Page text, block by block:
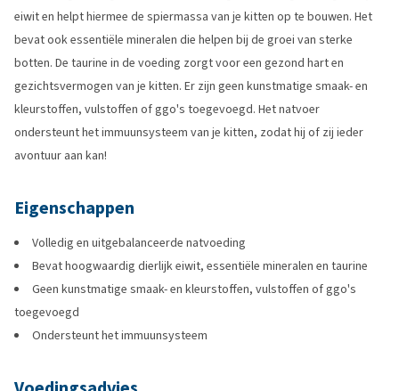
eiwit en helpt hiermee de spiermassa van je kitten op te bouwen. Het
bevat ook essentiële mineralen die helpen bij de groei van sterke
botten. De taurine in de voeding zorgt voor een gezond hart en
gezichtsvermogen van je kitten. Er zijn geen kunstmatige smaak- en
kleurstoffen, vulstoffen of ggo's toegevoegd. Het natvoer
ondersteunt het immuunsysteem van je kitten, zodat hij of zij ieder
avontuur aan kan!
Eigenschappen
Volledig en uitgebalanceerde natvoeding
Bevat hoogwaardig dierlijk eiwit, essentiële mineralen en taurine
Geen kunstmatige smaak- en kleurstoffen, vulstoffen of ggo's
toegevoegd
Ondersteunt het immuunsysteem